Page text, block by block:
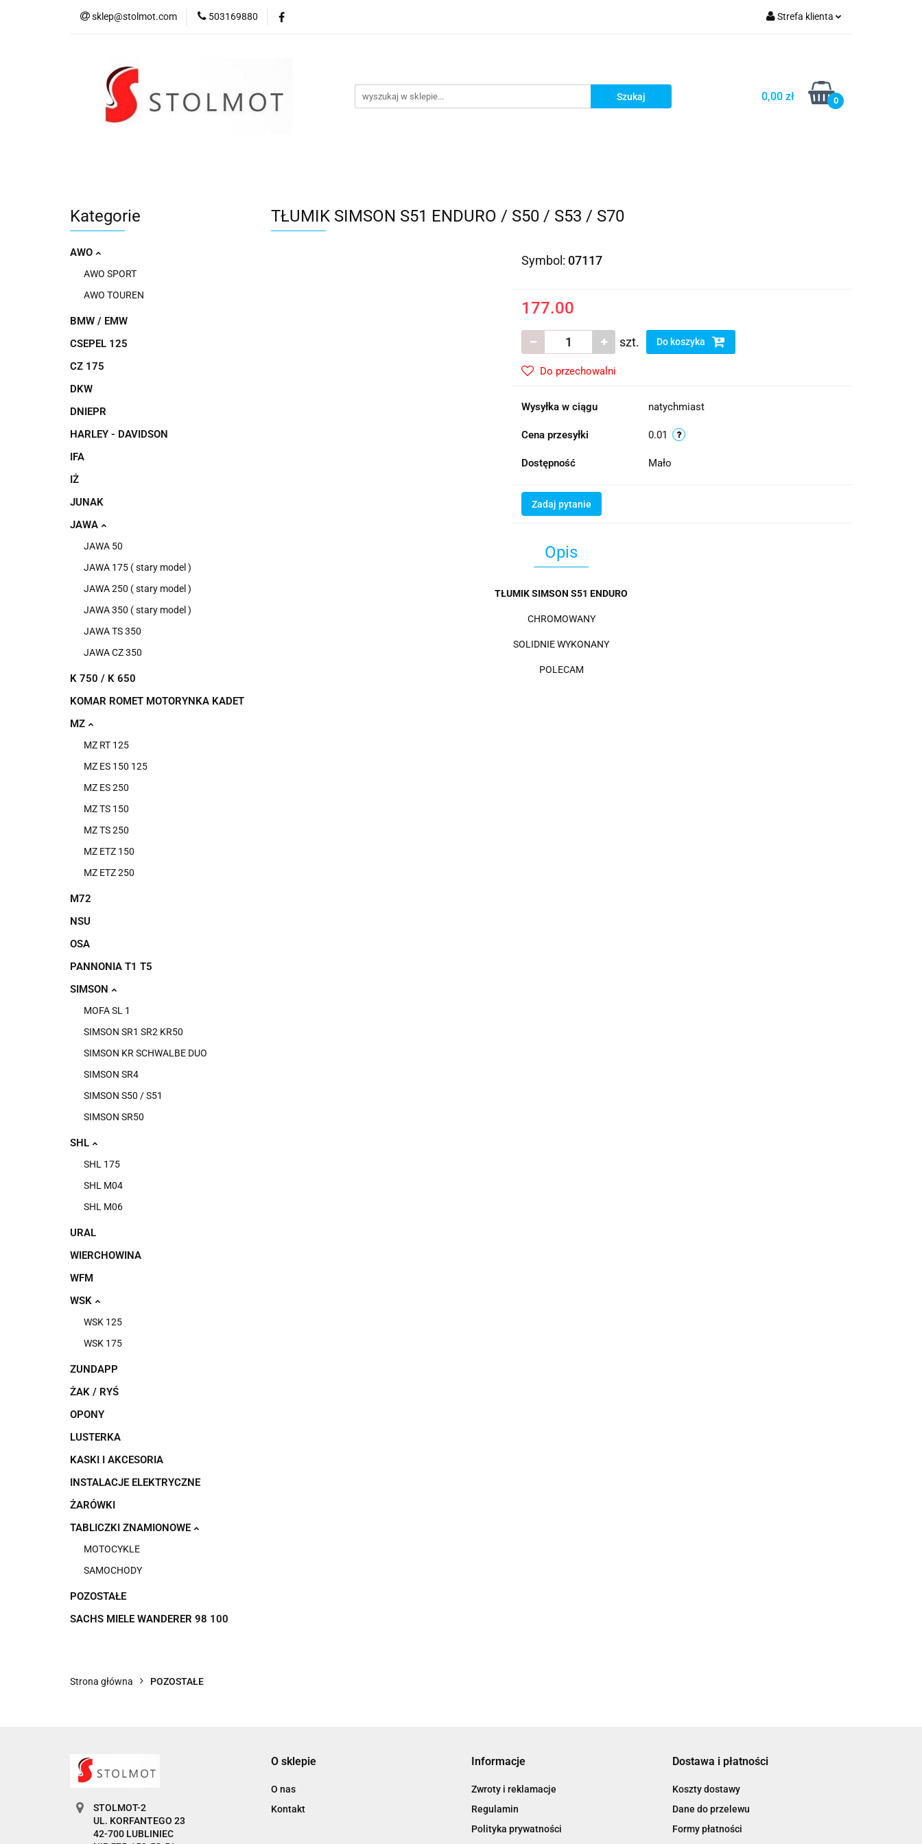
sklep@stolmot.com 503169880 Strefa klienta
Dodaj zgłoszenie
0,00 zł 0
Kategorie
AWO
AWO SPORT
AWO TOUREN
BMW / EMW
CSEPEL 125
CZ 175
DKW
DNIEPR
HARLEY - DAVIDSON
IFA
IŻ
JUNAK
JAWA
JAWA 50
JAWA 175 ( stary model )
JAWA 250 ( stary model )
JAWA 350 ( stary model )
JAWA TS 350
JAWA CZ 350
K 750 / K 650
KOMAR ROMET MOTORYNKA KADET
MZ
MZ RT 125
MZ ES 150 125
MZ ES 250
MZ TS 150
MZ TS 250
MZ ETZ 150
MZ ETZ 250
M72
NSU
OSA
PANNONIA T1 T5
SIMSON
MOFA SL 1
SIMSON SR1 SR2 KR50
SIMSON KR SCHWALBE DUO
SIMSON SR4
SIMSON S50 / S51
SIMSON SR50
SHL
SHL 175
SHL M04
SHL M06
URAL
WIERCHOWINA
WFM
WSK
WSK 125
WSK 175
ZUNDAPP
ŻAK / RYŚ
OPONY
LUSTERKA
KASKI I AKCESORIA
INSTALACJE ELEKTRYCZNE
ŻARÓWKI
TABLICZKI ZNAMIONOWE
MOTOCYKLE
SAMOCHODY
POZOSTAŁE
SACHS MIELE WANDERER 98 100
TŁUMIK SIMSON S51 ENDURO / S50 / S53 / S70
Symbol: 07117
177.00
szt. Do koszyka
Do przechowalni
Wysyłka w ciągu natychmiast
Cena przesyłki 0.01
Dostępność Mało
Zadaj pytanie
Opis
TŁUMIK SIMSON S51 ENDURO
CHROMOWANY
SOLIDNIE WYKONANY
POLECAM
Strona główna POZOSTAŁE
STOLMOT-2
UL. KORFANTEGO 23
42-700 LUBLINIEC
O sklepie
O nas
Kontakt
Informacje
Zwroty i reklamacje
Regulamin
Polityka prywatności
Dostawa i płatności
Koszty dostawy
Dane do przelewu
Formy płatności